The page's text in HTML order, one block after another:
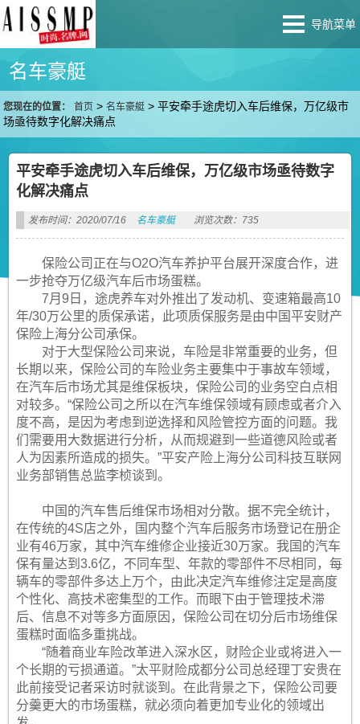
导航菜单
名车豪艇
您现在的位置： 首页 >名车豪艇 >平安牵手途虎切入车后维保，万亿级市
场亟待数字化解决痛点
平安牵手途虎切入车后维保，万亿级市场亟待数字
化解决痛点
发布时间：2020/07/16 名车豪艇 浏览次数：735
保险公司正在与O2O汽车养护平台展开深度合作，进
一步抢夺万亿级汽车后市场蛋糕。
7月9日，途虎养车对外推出了发动机、变速箱最高10
年/30万公里的质保承诺，此项质保服务是由中国平安财产
保险上海分公司承保。
对于大型保险公司来说，车险是非常重要的业务，但
长期以来，保险公司的车险业务主要集中于事故车领域，
在汽车后市场尤其是维保板块，保险公司的业务空白点相
对较多。“保险公司之所以在汽车维保领域有顾虑或者介入
度不高，是因为考虑到逆选择和风险管控方面的问题。我
们需要用大数据进行分析，从而规避到一些道德风险或者
人为因素所造成的损失。”平安产险上海分公司科技互联网
业务部销售总监李桢谈到。
中国的汽车售后维保市场相对分散。据不完全统计，
在传统的4S店之外，国内整个汽车后服务市场登记在册企
业有46万家，其中汽车维修企业接近30万家。我国的汽车
保有量达到3.6亿，不同车型、年款的零部件不尽相同，每
辆车的零部件多达上万个，由此决定汽车维修注定是高度
个性化、高技术密集型的工作。而眼下由于管理技术滞
后、信息不对等多方面原因，保险公司在切分后市场维保
蛋糕时面临多重挑战。
“随着商业车险改革进入深水区，财险企业或将进入一
个长期的亏损通道。”太平财险成都分公司总经理丁安贵在
此前接受记者采访时就谈到。在此背景之下，保险公司要
分羹更大的市场蛋糕，就必须向着更加专业化的领域出